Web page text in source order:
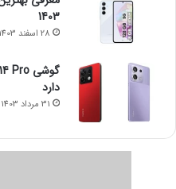
1403
28 اسفند 1403
دارد
31 مرداد 1403